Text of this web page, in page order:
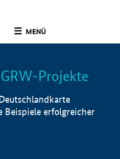
MENÜ
Info
Projekte
Beispiele erfolgreicher